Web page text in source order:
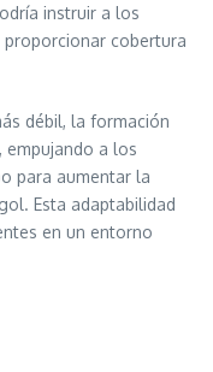
instruir a los
cobertura
débil, la formación
empujando a los
para aumentar la
Esta adaptabilidad
en un entorno